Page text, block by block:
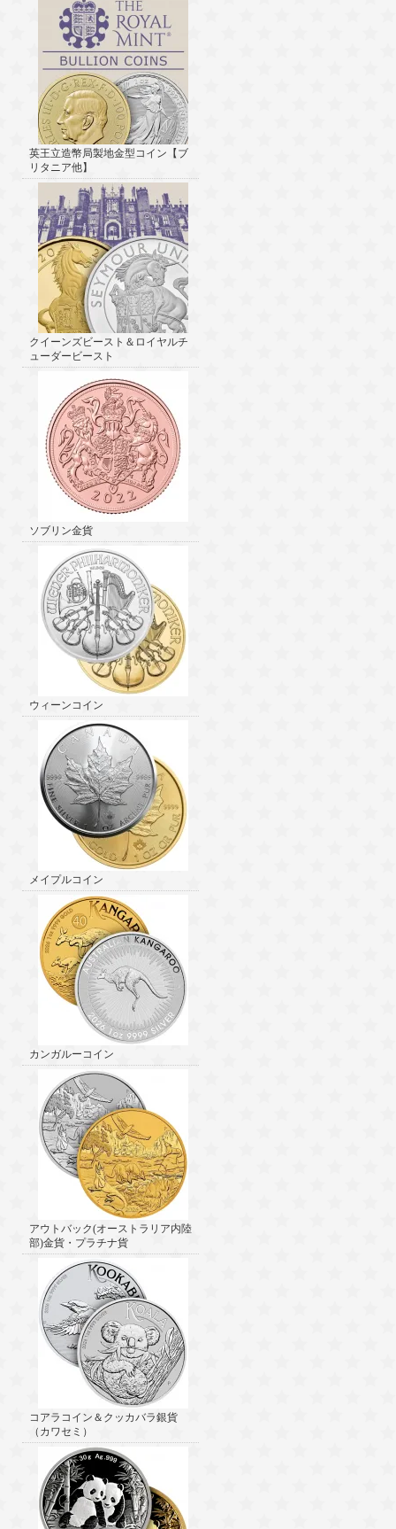
英王立造幣局製地金型コイン【ブ
リタニア他】
クイーンズビースト＆ロイヤルチ
ューダービースト
ソブリン金貨
ウィーンコイン
メイプルコイン
カンガルーコイン
アウトバック(オーストラリア内陸
部)金貨・プラチナ貨
コアラコイン＆クッカバラ銀貨
（カワセミ）